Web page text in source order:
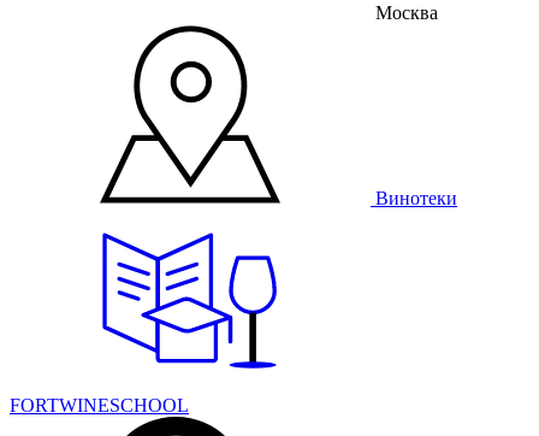
Москва
Винотеки
FORTWINESCHOOL